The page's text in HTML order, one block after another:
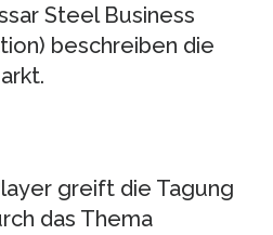
Steel Business
beschreiben die
greift die Tagung
das Thema